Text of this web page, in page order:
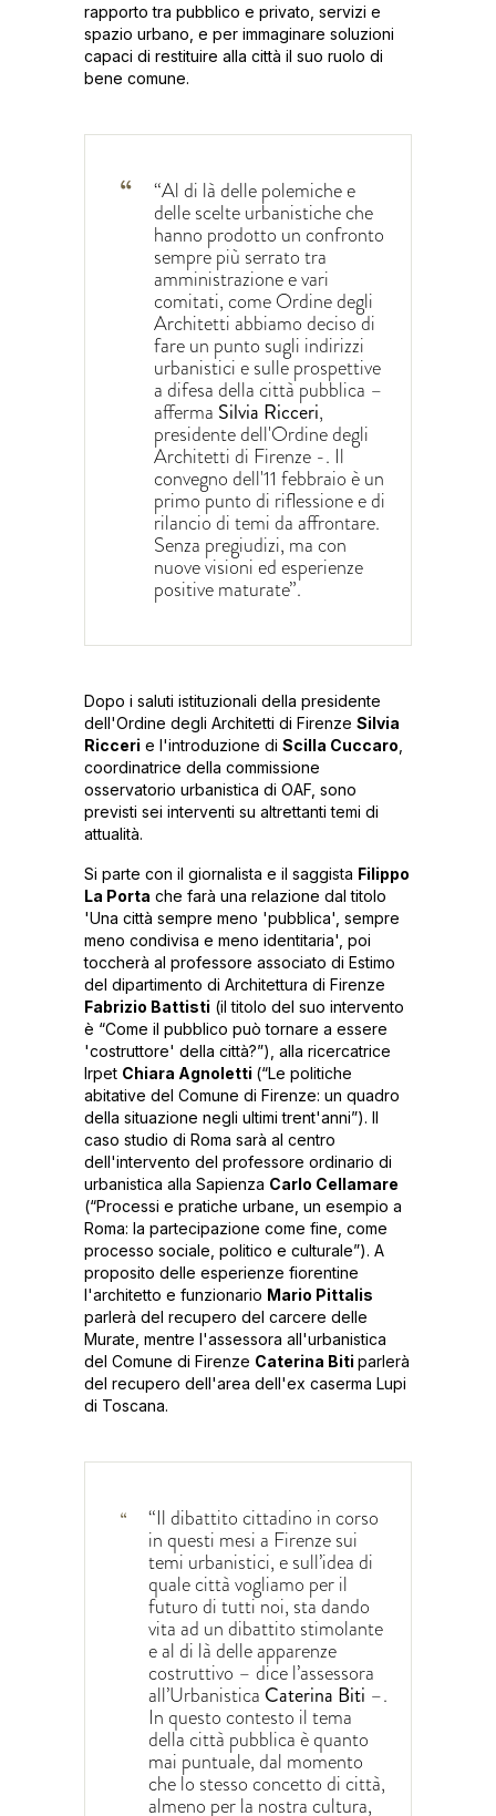
rapporto tra pubblico e privato, servizi e
spazio urbano, e per immaginare soluzioni
capaci di restituire alla città il suo ruolo di
bene comune.
“Al di là delle polemiche e
delle scelte urbanistiche che
hanno prodotto un confronto
sempre più serrato tra
amministrazione e vari
comitati, come Ordine degli
Architetti abbiamo deciso di
fare un punto sugli indirizzi
urbanistici e sulle prospettive
a difesa della città pubblica –
afferma Silvia Ricceri,
presidente dell'Ordine degli
Architetti di Firenze -. Il
convegno dell'11 febbraio è un
primo punto di riflessione e di
rilancio di temi da affrontare.
Senza pregiudizi, ma con
nuove visioni ed esperienze
positive maturate”.
Dopo i saluti istituzionali della presidente
dell'Ordine degli Architetti di Firenze Silvia
Ricceri e l'introduzione di Scilla Cuccaro
coordinatrice della commissione
osservatorio urbanistica di OAF, sono
previsti sei interventi su altrettanti temi di
attualità.
Si parte con il giornalista e il saggista Filippo
La Porta che farà una relazione dal titolo
'Una città sempre meno 'pubblica', sempre
meno condivisa e meno identitaria', poi
toccherà al professore associato di Estimo
del dipartimento di Architettura di Firenze
Fabrizio Battisti (il titolo del suo intervento
è “Come il pubblico può tornare a essere
'costruttore' della città?”), alla ricercatrice
Irpet Chiara Agnoletti (“Le politiche
abitative del Comune di Firenze: un quadro
della situazione negli ultimi trent'anni”). Il
caso studio di Roma sarà al centro
dell'intervento del professore ordinario di
urbanistica alla Sapienza Carlo Cellamare
(“Processi e pratiche urbane, un esempio a
Roma: la partecipazione come fine, come
processo sociale, politico e culturale”). A
proposito delle esperienze fiorentine
l'architetto e funzionario Mario Pittalis
parlerà del recupero del carcere delle
Murate, mentre l'assessora all'urbanistica
del Comune di Firenze Caterina Biti parlerà
del recupero dell'area dell'ex caserma Lupi
di Toscana.
“Il dibattito cittadino in corso
in questi mesi a Firenze sui
temi urbanistici, e sull’idea di
quale città vogliamo per il
futuro di tutti noi, sta dando
vita ad un dibattito stimolante
e al di là delle apparenze
costruttivo – dice l’assessora
all’Urbanistica Caterina Biti –.
In questo contesto il tema
della città pubblica è quanto
mai puntuale, dal momento
che lo stesso concetto di città,
almeno per la nostra cultura,